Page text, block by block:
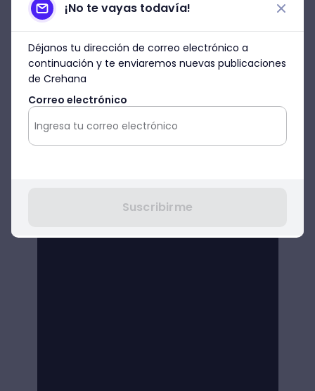
¡No te vayas todavía!
Déjanos tu dirección de correo electrónico a
continuación y te enviaremos nuevas publicaciones
de Crehana
Correo electrónico
Suscribirme